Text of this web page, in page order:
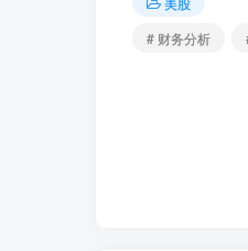
# 财务分析